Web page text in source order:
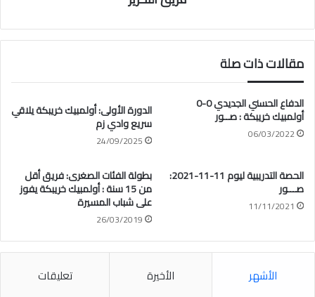
مقالات ذات صلة
الدفاع الحسني الجديدي 0-0
أولمبيك خريبكة : صــور
06/03/2022
الدورة الأولى: أولمبيك خريبكة يلاقي
سريع وادي زم
24/09/2025
الحصة التدريبية ليوم 11-11-2021:
صـــور
11/11/2021
بطولة الفئات الصغرى: فريق أقل
من 15 سنة : أولمبيك خريبكة يفوز
على شباب المسيرة
26/03/2019
الأشهر الأخيرة تعليقات